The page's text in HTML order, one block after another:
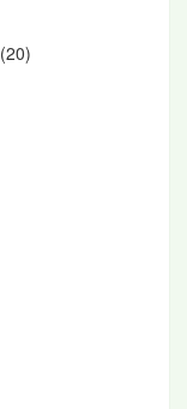
(20)